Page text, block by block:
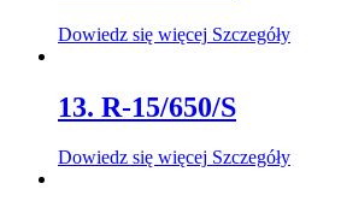
Dowiedz się więcej Szczegóły
13. R-15/650/S
Dowiedz się więcej Szczegóły